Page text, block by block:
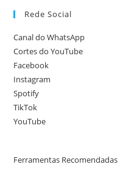
Rede Social
Canal do WhatsApp
Cortes do YouTube
Facebook
Instagram
Spotify
TikTok
YouTube
Ferramentas Recomendadas